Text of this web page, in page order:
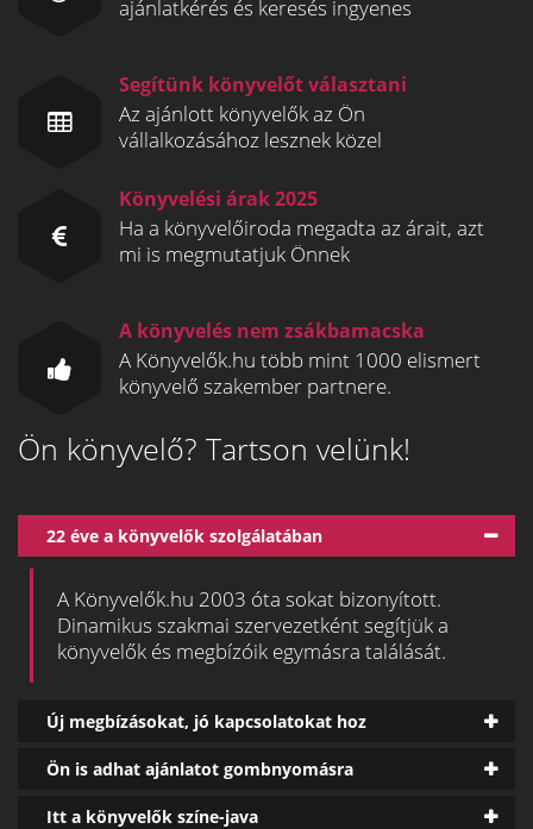
ajánlatkérés és keresés ingyenes
Segítünk könyvelőt választani
Az ajánlott könyvelők az Ön
vállalkozásához lesznek közel
Könyvelési árak 2025
Ha a könyvelőiroda megadta az árait, azt
mi is megmutatjuk Önnek
A könyvelés nem zsákbamacska
A Könyvelők.hu több mint 1000 elismert
könyvelő szakember partnere.
Ön könyvelő? Tartson velünk!
22 éve a könyvelők szolgálatában
A Könyvelők.hu 2003 óta sokat bizonyított.
Dinamikus szakmai szervezetként segítjük a
könyvelők és megbízóik egymásra találását.
Új megbízásokat, jó kapcsolatokat hoz
Ön is adhat ajánlatot gombnyomásra
Itt a könyvelők színe-java